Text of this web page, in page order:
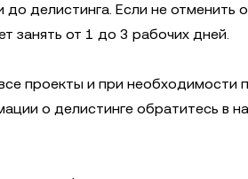
делистинга. Если не отменить
занять от 1 до 3 рабочих дней.
проекты и при необходимости
о делистинге обратитесь в